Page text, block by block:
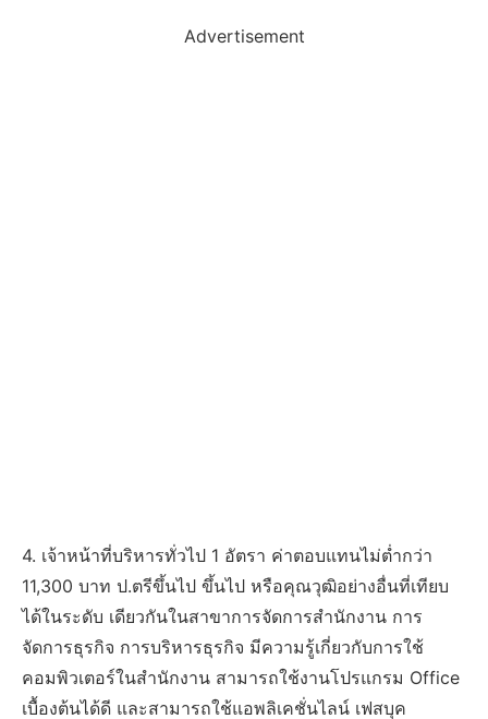
Advertisement
4. เจ้าหน้าที่บริหารทั่วไป 1 อัตรา ค่าตอบแทนไม่ต่ำกว่า
11,300 บาท ป.ตรีขึ้นไป ขึ้นไป หรือคุณวุฒิอย่างอื่นที่เทียบ
ได้ในระดับ เดียวกันในสาขาการจัดการสำนักงาน การ
จัดการธุรกิจ การบริหารธุรกิจ มีความรู้เกี่ยวกับการใช้
คอมพิวเตอร์ในสำนักงาน สามารถใช้งานโปรแกรม Office
เบื้องต้นได้ดี และสามารถใช้แอพลิเคชั่นไลน์ เฟสบุค